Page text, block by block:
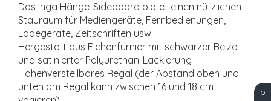
Das Inga Hänge-Sideboard bietet einen nützlichen
Stauraum für Mediengeräte, Fernbedienungen,
Ladegeräte, Zeitschriften usw.
Hergestellt aus Eichenfurnier mit schwarzer Beize
und satinierter Polyurethan-Lackierung
Höhenverstellbares Regal (der Abstand oben und
unten am Regal kann zwischen 16 und 18 cm
b